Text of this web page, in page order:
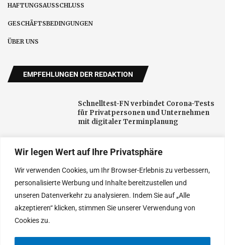
Wir legen Wert auf Ihre Privatsphäre
Wir verwenden Cookies, um Ihr Browser-Erlebnis zu verbessern,
personalisierte Werbung und Inhalte bereitzustellen und
unseren Datenverkehr zu analysieren. Indem Sie auf „Alle
akzeptieren“ klicken, stimmen Sie unserer Verwendung von
Cookies zu.
HAFTUNGSAUSSCHLUSS
GESCHÄFTSBEDINGUNGEN
ÜBER UNS
EMPFEHLUNGEN DER REDAKTION
Schnelltest-FN verbindet Corona-Tests
für Privatpersonen und Unternehmen
mit digitaler Terminplanung
Neue öffentliche Aufmerksamkeit für
setzt auf Aufklärung
Baumaschinen im Alltag: So finden
Unternehmen die passende gebrauchte